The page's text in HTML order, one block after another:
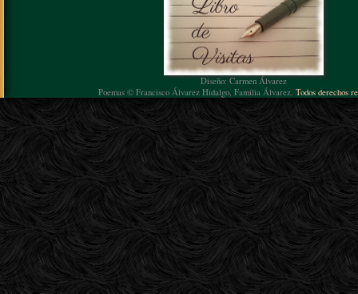
Diseño: Carmen Álvarez
Poemas © Francisco Álvarez Hidalgo, Familia Álvarez. Todos derechos